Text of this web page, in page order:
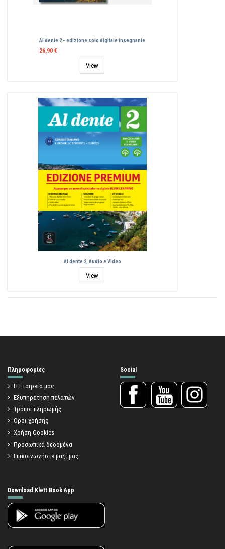
Al dente 2 - edizione solo digitale insegnante
26,90 €
View
Al dente 2, Audio e Video
View
Πληροφορίες
Η Εταιρεία μας
Εξυπηρέτηση πελατών
Τρόποι πληρωμής
Όροι χρήσης
Χρήση Cookies
Προσωπικά δεδομένα
Επικοινωνήστε μαζί μας
Social
Download Klett Book App